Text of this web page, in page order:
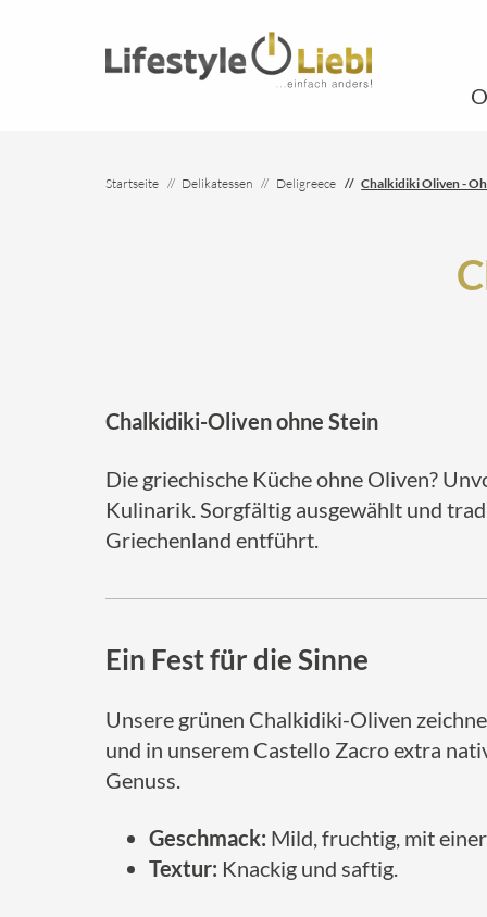
Startseite Delikatessen Deligreece Chalkidiki Oliven -
Chalkidiki-Oliven ohne Stein
Die griechische Küche ohne Oliven?
Kulinarik. Sorgfältig ausgewählt und
Griechenland entführt.
Ein Fest für die Sinne
Unsere grünen Chalkidiki-Oliven
und in unserem Castello Zacro extra
Genuss.
Geschmack: Mild, fruchtig, mit
Textur: Knackig und saftig.